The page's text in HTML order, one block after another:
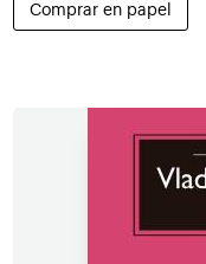
Comprar en papel